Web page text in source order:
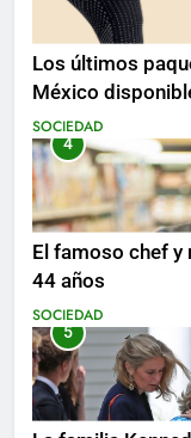
Los últimos
México
SOCIEDAD
4
El famoso chef y
44 años
SOCIEDAD
5